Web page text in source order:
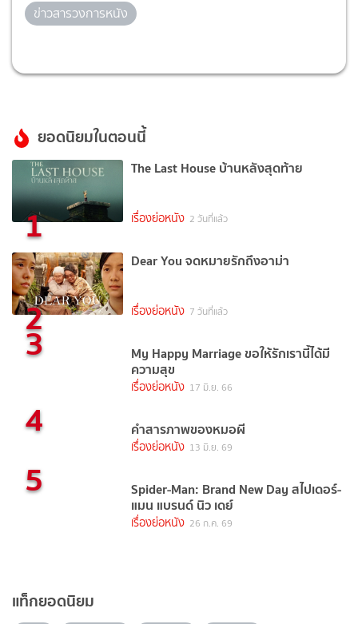
ข่าวสารวงการหนัง
ยอดนิยมในตอนนี้
1
The Last House บ้านหลังสุดท้าย
เรื่องย่อหนัง 2 วันที่แล้ว
2
Dear You จดหมายรักถึงอาม่า
เรื่องย่อหนัง 7 วันที่แล้ว
3 My Happy Marriage ขอให้รักเรานี้ได้มี
ความสุข
เรื่องย่อหนัง 17 มิ.ย. 66
4 คำสารภาพของหมอผี
เรื่องย่อหนัง 13 มิ.ย. 69
5 Spider-Man: Brand New Day สไปเดอร์-
แมน แบรนด์ นิว เดย์
เรื่องย่อหนัง 26 ก.ค. 69
แท็กยอดนิยม